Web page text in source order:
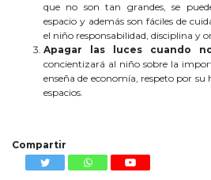
que no son tan grandes, se
espacio y además son fáciles de
el niño responsabilidad, disciplina y
Apagar las luces cuando
concientizará al niño sobre la
enseña de economía, respeto por
espacios.
Compartir